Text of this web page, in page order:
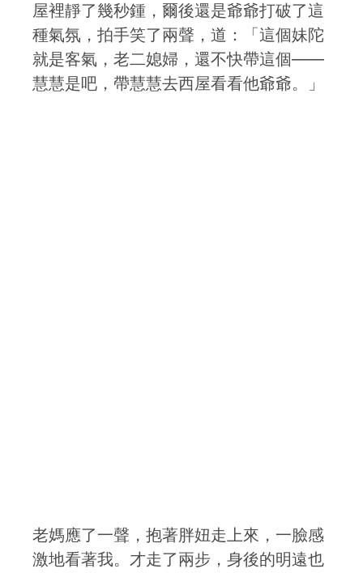
屋裡靜了幾秒鍾，爾後還是爺爺打破了這
種氣氛，拍手笑了兩聲，道：「這個妹陀
就是客氣，老二媳婦，還不快帶這個——
慧慧是吧，帶慧慧去西屋看看他爺爺。」
老媽應了一聲，抱著胖妞走上來，一臉感
激地看著我。才走了兩步，身後的明遠也